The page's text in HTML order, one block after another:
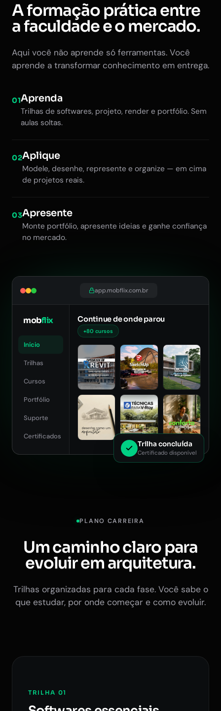
A formação prática entre
a faculdade e o mercado.
Aqui você não aprende só ferramentas. Você
aprende a transformar conhecimento em entrega.
01Aprenda
Trilhas de softwares, projeto, render e portfólio. Sem
aulas soltas.
02Aplique
Modele, desenhe, represente e organize — em cima
de projetos reais.
03Apresente
Monte portfólio, apresente ideias e ganhe confiança
no mercado.
app.mobflix.com.br
mobflix
Início
Trilhas
Cursos
Portfólio
Suporte
Certificados
Continue de onde parou
+80 cursos
Trilha concluída
Certificado disponível
PLANO CARREIRA
Um caminho claro para
evoluir em arquitetura.
Trilhas organizadas para cada fase. Você sabe o
que estudar, por onde começar e como evoluir.
TRILHA 01